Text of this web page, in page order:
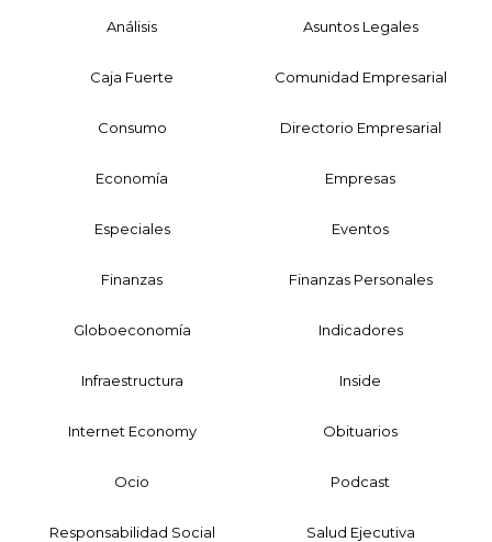
Análisis Asuntos Legales
Caja Fuerte Comunidad Empresarial
Consumo Directorio Empresarial
Economía Empresas
Especiales Eventos
Finanzas Finanzas Personales
Globoeconomía Indicadores
Infraestructura Inside
Internet Economy Obituarios
Ocio Podcast
Responsabilidad Social Salud Ejecutiva